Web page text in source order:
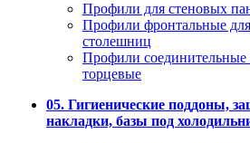
Профили для стеновых
Профили фронтальные для
столешниц
Профили соединительные
торцевые
05. Гигиенические поддоны,
накладки, базы под